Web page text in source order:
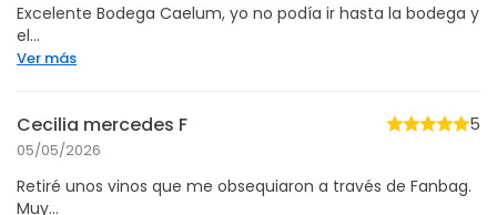
Excelente Bodega Caelum, yo no podía ir hasta la bodega y
el...
Ver más
Cecilia mercedes F
05/05/2026
5
Retiré unos vinos que me obsequiaron a través de Fanbag.
Muy...